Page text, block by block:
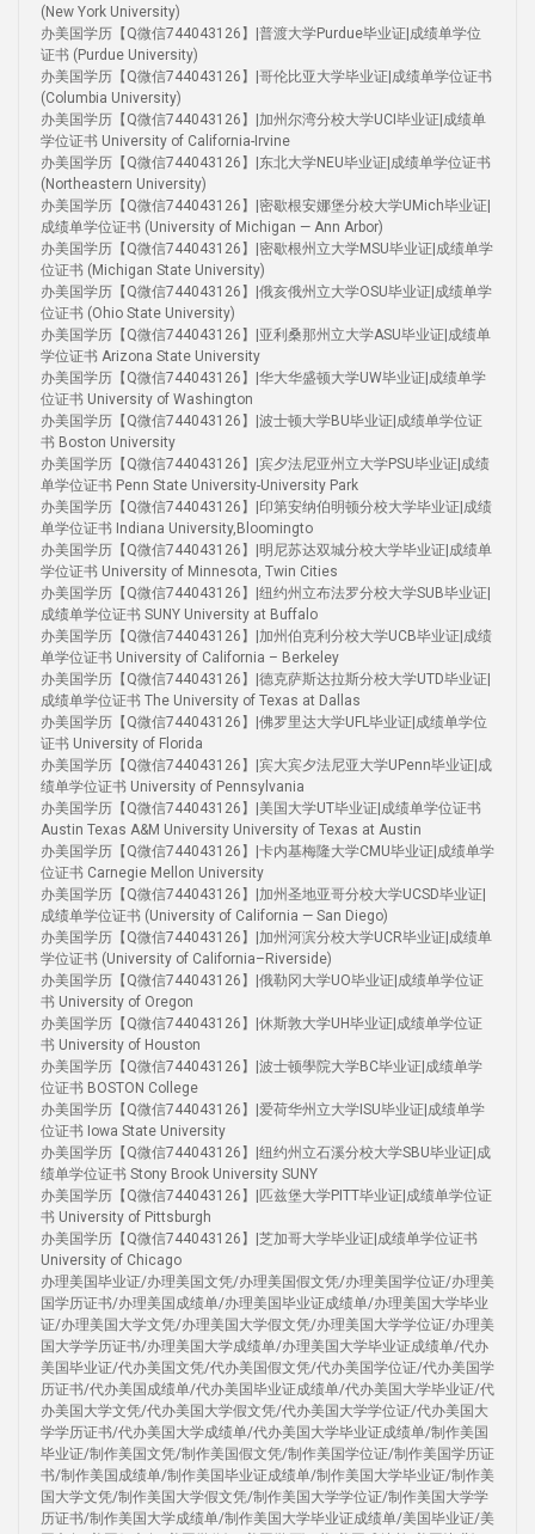
(New York University)
办美国学历【Q微信744043126】|普渡大学Purdue毕业证|成绩单学位
证书 (Purdue University)
办美国学历【Q微信744043126】|哥伦比亚大学毕业证|成绩单学位证书
(Columbia University)
办美国学历【Q微信744043126】|加州尔湾分校大学UCI毕业证|成绩单
学位证书 University of California-Irvine
办美国学历【Q微信744043126】|东北大学NEU毕业证|成绩单学位证书
(Northeastern University)
办美国学历【Q微信744043126】|密歇根安娜堡分校大学UMich毕业证|
成绩单学位证书 (University of Michigan — Ann Arbor)
办美国学历【Q微信744043126】|密歇根州立大学MSU毕业证|成绩单学
位证书 (Michigan State University)
办美国学历【Q微信744043126】|俄亥俄州立大学OSU毕业证|成绩单学
位证书 (Ohio State University)
办美国学历【Q微信744043126】|亚利桑那州立大学ASU毕业证|成绩单
学位证书 Arizona State University
办美国学历【Q微信744043126】|华大华盛顿大学UW毕业证|成绩单学
位证书 University of Washington
办美国学历【Q微信744043126】|波士顿大学BU毕业证|成绩单学位证
书 Boston University
办美国学历【Q微信744043126】|宾夕法尼亚州立大学PSU毕业证|成绩
单学位证书 Penn State University-University Park
办美国学历【Q微信744043126】|印第安纳伯明顿分校大学毕业证|成绩
单学位证书 Indiana University,Bloomingto
办美国学历【Q微信744043126】|明尼苏达双城分校大学毕业证|成绩单
学位证书 University of Minnesota, Twin Cities
办美国学历【Q微信744043126】|纽约州立布法罗分校大学SUB毕业证|
成绩单学位证书 SUNY University at Buffalo
办美国学历【Q微信744043126】|加州伯克利分校大学UCB毕业证|成绩
单学位证书 University of California – Berkeley
办美国学历【Q微信744043126】|德克萨斯达拉斯分校大学UTD毕业证|
成绩单学位证书 The University of Texas at Dallas
办美国学历【Q微信744043126】|佛罗里达大学UFL毕业证|成绩单学位
证书 University of Florida
办美国学历【Q微信744043126】|宾大宾夕法尼亚大学UPenn毕业证|成
绩单学位证书 University of Pennsylvania
办美国学历【Q微信744043126】|美国大学UT毕业证|成绩单学位证书
Austin Texas A&M University University of Texas at Austin
办美国学历【Q微信744043126】|卡内基梅隆大学CMU毕业证|成绩单学
位证书 Carnegie Mellon University
办美国学历【Q微信744043126】|加州圣地亚哥分校大学UCSD毕业证|
成绩单学位证书 (University of California — San Diego)
办美国学历【Q微信744043126】|加州河滨分校大学UCR毕业证|成绩单
学位证书 (University of California–Riverside)
办美国学历【Q微信744043126】|俄勒冈大学UO毕业证|成绩单学位证
书 University of Oregon
办美国学历【Q微信744043126】|休斯敦大学UH毕业证|成绩单学位证
书 University of Houston
办美国学历【Q微信744043126】|波士顿學院大学BC毕业证|成绩单学
位证书 BOSTON College
办美国学历【Q微信744043126】|爱荷华州立大学ISU毕业证|成绩单学
位证书 Iowa State University
办美国学历【Q微信744043126】|纽约州立石溪分校大学SBU毕业证|成
绩单学位证书 Stony Brook University SUNY
办美国学历【Q微信744043126】|匹兹堡大学PITT毕业证|成绩单学位证
书 University of Pittsburgh
办美国学历【Q微信744043126】|芝加哥大学毕业证|成绩单学位证书
University of Chicago
办理美国毕业证/办理美国文凭/办理美国假文凭/办理美国学位证/办理美
国学历证书/办理美国成绩单/办理美国毕业证成绩单/办理美国大学毕业
证/办理美国大学文凭/办理美国大学假文凭/办理美国大学学位证/办理美
国大学学历证书/办理美国大学成绩单/办理美国大学毕业证成绩单/代办
美国毕业证/代办美国文凭/代办美国假文凭/代办美国学位证/代办美国学
历证书/代办美国成绩单/代办美国毕业证成绩单/代办美国大学毕业证/代
办美国大学文凭/代办美国大学假文凭/代办美国大学学位证/代办美国大
学学历证书/代办美国大学成绩单/代办美国大学毕业证成绩单/制作美国
毕业证/制作美国文凭/制作美国假文凭/制作美国学位证/制作美国学历证
书/制作美国成绩单/制作美国毕业证成绩单/制作美国大学毕业证/制作美
国大学文凭/制作美国大学假文凭/制作美国大学学位证/制作美国大学学
历证书/制作美国大学成绩单/制作美国大学毕业证成绩单/美国毕业证/美